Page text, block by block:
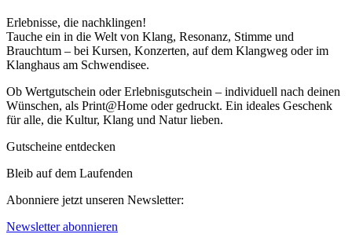
Erlebnisse, die nachklingen!
Tauche ein in die Welt von Klang, Resonanz, Stimme und
Brauchtum – bei Kursen, Konzerten, auf dem Klangweg oder im
Klanghaus am Schwendisee.
Ob Wertgutschein oder Erlebnisgutschein – individuell nach deinen
Wünschen, als Print@Home oder gedruckt. Ein ideales Geschenk
für alle, die Kultur, Klang und Natur lieben.
Gutscheine entdecken
Bleib auf dem Laufenden
Abonniere jetzt unseren Newsletter:
Newsletter abonnieren